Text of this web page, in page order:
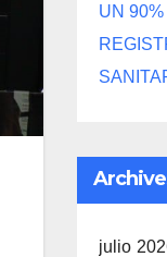
UN
julio